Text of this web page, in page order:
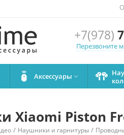
+7(978)
Перезвоните
Аксессуары 
Xiaomi Piston
/ Наушники и гарнитуры /